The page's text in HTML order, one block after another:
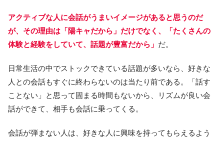
アクティブな人に会話がうまいイメージがあると思うのだ
が、その理由は「陽キャだから」だけでなく、「たくさんの
体験と経験をしていて、話題が豊富だから」 だ。
日常生活の中でストックできている話題が多いなら、好きな
人との会話もすぐに終わらないのは当たり前である。「話す
ことない」と思って固まる時間もないから、リズムが良い会
話ができて、相手も会話に乗ってくる。
会話が弾まない人は、好きな人に興味を持ってもらえるよう